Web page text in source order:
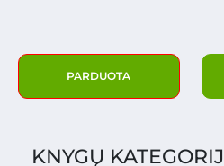
PARDUOTA
KNYGŲ